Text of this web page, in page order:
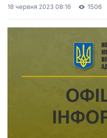
18 червня 2023 08:16 1506